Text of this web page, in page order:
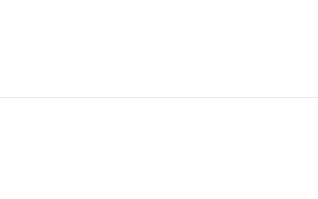
de confidentialité, en garantissant la conformité avec les